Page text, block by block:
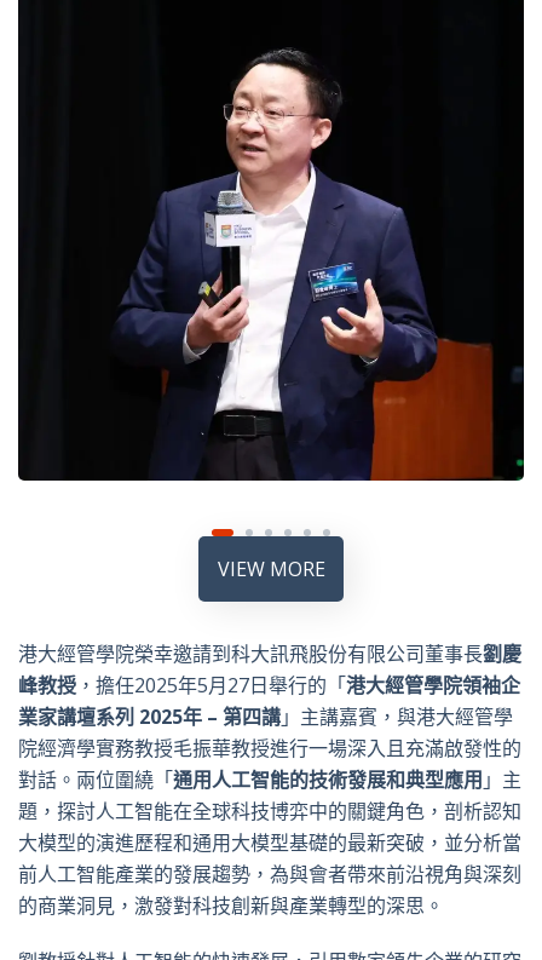
VIEW MORE
港大經管學院榮幸邀請到科大訊飛股份有限公司董事長劉慶
峰教授 ，擔任2025年5月27日舉行的 「港大經管學院領袖企
業家講壇系列 2025年 – 第四講」主講嘉賓，與港大經管學
院經濟學實務教授毛振華教授進行一場深入且充滿啟發性的
對話。兩位圍繞「通用人工智能的技術發展和典型應用 」主
題，探討人工智能在全球科技博弈中的關鍵角色，剖析認知
大模型的演進歷程和通用大模型基礎的最新突破，並分析當
前人工智能產業的發展趨勢，為與會者帶來前沿視角與深刻
的商業洞見，激發對科技創新與產業轉型的深思。